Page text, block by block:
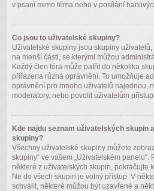
v psaní mimo téma nebo v posílání
Co jsou to uživatelské skupiny?
Uživatelské skupiny jsou skupiny
na menší části, se kterými můžou
Každý člen fóra může patřit do několika
přiřazena různá oprávnění. To umožňuje
oprávnění pro mnoho uživatelů najednou,
moderátory, nebo povolit uživatelům
Kde najdu seznam uživatelských skupin
skupiny?
Všechny uživatelské skupiny můžete
skupiny“ ve vašem „Uživatelském panelu“.
některé z uživatelských skupin, pokračujte
Ne do všech skupin je volný přístup. V
schválit, některé můžou být uzavřené a